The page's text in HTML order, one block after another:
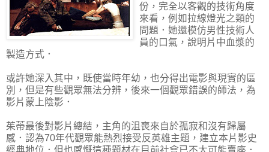
份，完全以客觀的技術角度
來看，例如拉線燈光之類的
問題．她還模仿男性技術人
員的口氣，說明片中血漿的
製造方式．
或許她深入其中，既使當時年幼，也分得出電影與現實的區
別，但是有些觀眾無法分辨，後來一個觀眾錯誤的師法，為
影片蒙上陰影．
茱蒂最後對影片總結，主角的沮喪來自於孤寂和沒有歸屬
感．認為70年代觀眾能熱烈接受反英雄主題，建立本片影史
經典地位．但也感慨這種題材在目前社會已不太可能賣座．